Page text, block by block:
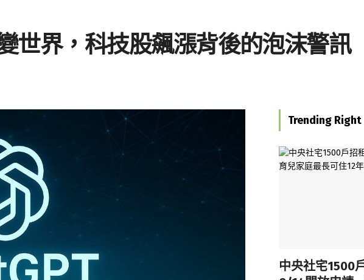
世界，科技股飆漲背後的泡沫警訊
Trending Right
中央社宅1500